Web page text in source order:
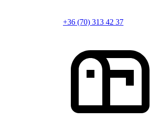
+36 (70) 313 42 37